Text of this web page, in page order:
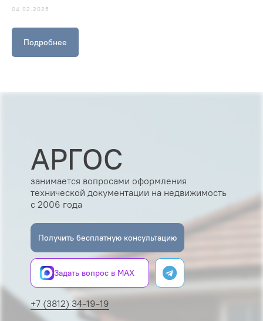
04.02.2025
Подробнее
АРГОС
занимается вопросами оформления
технической документации на недвижимость
с 2006 года
Получить бесплатную консультацию
+7 (3812) 34-19-19
Задать вопрос в MAX